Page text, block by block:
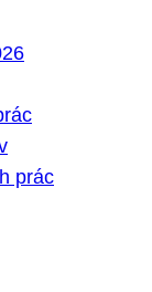
prác